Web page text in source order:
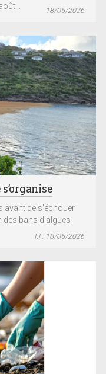
18/05/2026
avant de s’échouer
des bans d’algues
T.F. 18/05/2026